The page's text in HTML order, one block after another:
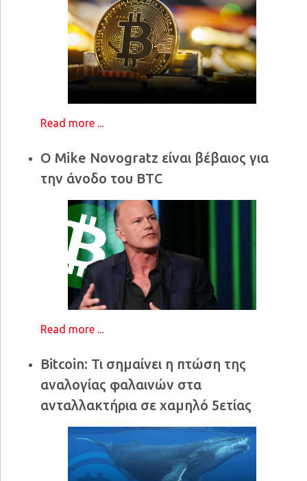
Read more ...
Ο Mike Novogratz είναι βέβαιος για
την άνοδο του BTC
Read more ...
Bitcoin: Τι σημαίνει η πτώση της
αναλογίας φαλαινών στα
ανταλλακτήρια σε χαμηλό 5ετίας